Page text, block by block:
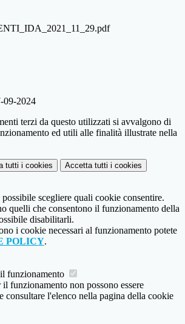
09-2024
terzi da questo utilizzati si avvalgono di
ed utili alle finalità illustrate nella
tutti i cookies Accetta tutti i cookies
possibile scegliere quali cookie consentire.
quelli che consentono il funzionamento della
disabilitarli.
i cookie necessari al funzionamento potete
POLICY.
funzionamento
funzionamento non possono essere
consultare l'elenco nella pagina della cookie